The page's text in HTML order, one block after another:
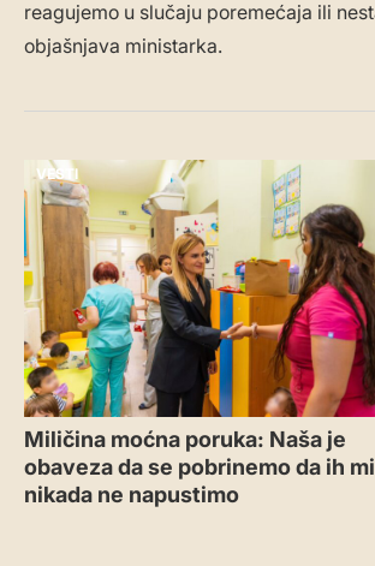
VESTI
Miličina moćna poruka: Naša je
obaveza da se pobrinemo da ih mi
nikada ne napustimo